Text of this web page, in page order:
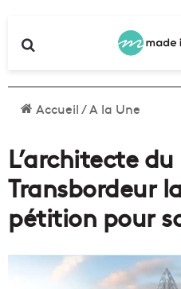
Accueil/A la Une
L’architecte
Transbordeur
pétition pour